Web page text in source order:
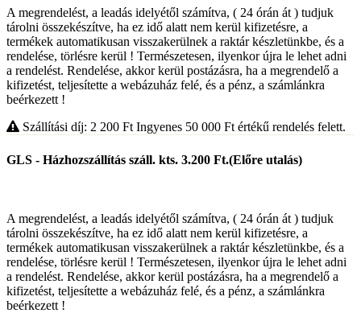
A megrendelést, a leadás idelyétől számítva, ( 24 órán át ) tudjuk
tárolni összekészítve, ha ez idő alatt nem kerül kifizetésre, a
termékek automatikusan visszakerülnek a raktár készletünkbe, és a
rendelése, törlésre kerül ! Természetesen, ilyenkor újra le lehet adni
a rendelést. Rendelése, akkor kerül postázásra, ha a megrendelő a
kifizetést, teljesítette a webázuház felé, és a pénz, a számlánkra
beérkezett !
Szállítási díj: 2 200 Ft Ingyenes 50 000 Ftértékű rendelés felett.
GLS - Házhozszállítás száll. kts. 3.200 Ft.(Előre utalás)
A megrendelést, a leadás idelyétől számítva, ( 24 órán át ) tudjuk
tárolni összekészítve, ha ez idő alatt nem kerül kifizetésre, a
termékek automatikusan visszakerülnek a raktár készletünkbe, és a
rendelése, törlésre kerül ! Természetesen, ilyenkor újra le lehet adni
a rendelést. Rendelése, akkor kerül postázásra, ha a megrendelő a
kifizetést, teljesítette a webázuház felé, és a pénz, a számlánkra
beérkezett !